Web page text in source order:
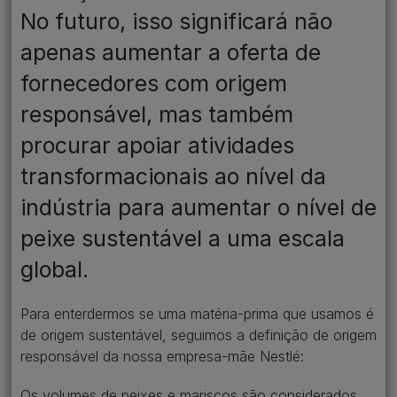
No futuro, isso significará não
apenas aumentar a oferta de
fornecedores com origem
responsável, mas também
procurar apoiar atividades
transformacionais ao nível da
indústria para aumentar o nível de
peixe sustentável ​a uma escala
global.​ ​
Para enterdermos se uma matéria-prima que usamos é
de origem sustentável, seguimos a definição de origem
responsável da nossa empresa-mãe Nestlé:​